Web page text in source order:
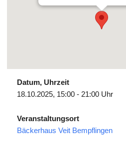
Datum, Uhrzeit
18.10.2025, 15:00 - 21:00 Uhr
Veranstaltungsort
Bäckerhaus Veit Bempflingen